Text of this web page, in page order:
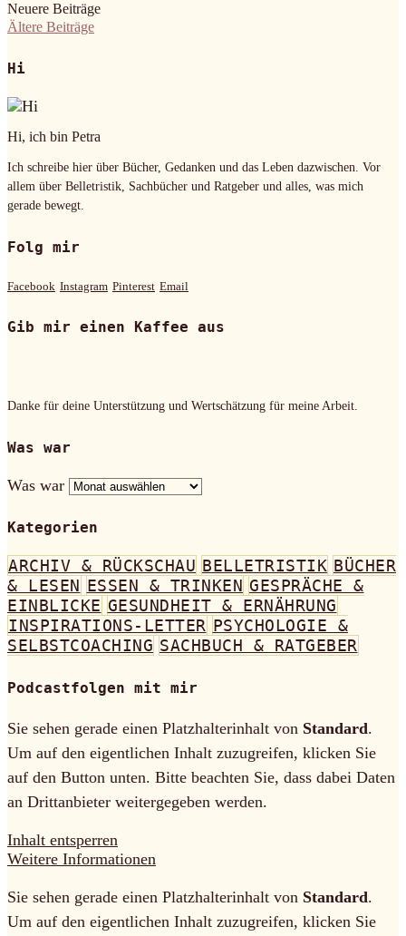
Neuere Beiträge
Ältere Beiträge
Hi
Hi, ich bin Petra
Ich schreibe hier über Bücher, Gedanken und das Leben dazwischen. Vor
allem über Belletristik, Sachbücher und Ratgeber und alles, was mich
gerade bewegt.
Folg mir
Facebook Instagram Pinterest Email
Gib mir einen Kaffee aus
Danke für deine Unterstützung und Wertschätzung für meine Arbeit.
Was war
Was war
Kategorien
ARCHIV & RÜCKSCHAU BELLETRISTIK BÜCHER
& LESEN ESSEN & TRINKEN GESPRÄCHE &
EINBLICKE GESUNDHEIT & ERNÄHRUNG
INSPIRATIONS-LETTER PSYCHOLOGIE &
SELBSTCOACHING SACHBUCH & RATGEBER
Podcastfolgen mit mir
Sie sehen gerade einen Platzhalterinhalt von Standard.
Um auf den eigentlichen Inhalt zuzugreifen, klicken Sie
auf den Button unten. Bitte beachten Sie, dass dabei Daten
an Drittanbieter weitergegeben werden.
Inhalt entsperren
Weitere Informationen
Sie sehen gerade einen Platzhalterinhalt von Standard.
Um auf den eigentlichen Inhalt zuzugreifen, klicken Sie